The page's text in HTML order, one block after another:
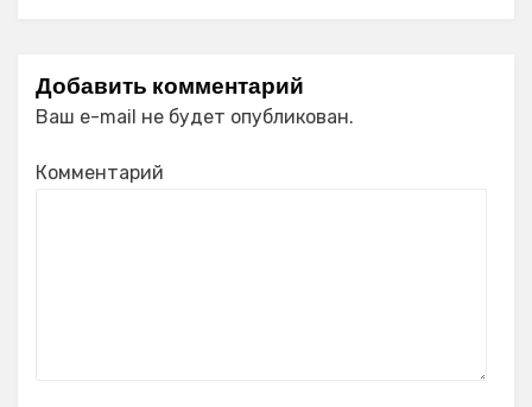
Добавить комментарий
Ваш e-mail не будет опубликован.
Комментарий